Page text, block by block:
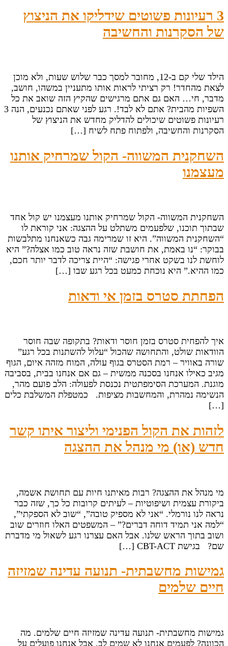
3 רעיונות פשוטים שידליקו את הניצוץ
של הסקרנות והחשיבה
הילד שלי קם ב-12, מחובר למסך כבר שלוש שעות, ולא מוכן
לצאת מהחדר! רק רציתי לראות אותו מתעניין במשהו, חושב,
מדבר, חי… האם גם אתם מרגישים שהקיץ הזה שואב את כל
השפיות מהבית? אתם לא לבד!. רגע לפני שאתם נכנעים, הנה 3
רעיונות פשוטים שיכולים להדליק מחדש את הניצוץ של
הסקרנות והחשיבה, ולפתוח פתח לשיח […]
השחקנית המשווה- הקול שמרחיק אותנו
מעצמנו
השחקנית המשווה- הקול שמרחיק אותנו מעצמנו יש קול אחד
שבתוך תוכנו, שלפעמים משתלט על ההצגה: אני קוראת לו
“השחקנית המשווה”. היא זו שמרימה גבה כשאנחנו מתלבשות
בבוקר: “נו באמת, את חושבת שזה נראה טוב כמו אצלה?” היא
לוחשת לנו בשקט אחרי פגישה: “היית צריכה לדבר יותר חכם,
כמו ההיא.” היא נוכחת כמעט בכל רגע שבו […]
הפחתת סטרס בזמן אי ודאות
איך להפחית סטרס בזמן חוסר ודאות? בתקופה שבה חוסר
הוודאות שולט, והתחושה שהכול “עלול להשתנות בכל רגע”
שורה באוויר – רמת הסטרס בגוף עולה, המוח מזהה איום, הגוף
מגיב כאילו אנחנו בסכנה ממשית – גם אם אנחנו בבית, בסביבה
מוגנת. המערכת הסימפתטית נכנסת לפעולה: הלב פועם מהר,
הנשימה נמהרת, והמחשבות מציפות. כמטפלת המשלבת כלים
[…]
לזהות את הקול הפנימי וליצור איתו קשר
חדש (או) מי מנהל את ההצגה
מי מנהל את ההצגה? רבות מאיתנו חיות עם תחושת אשמה,
ביקורת עצמית ושיפוטיות – לעיתים קרובות כל כך, שזה כבר
נראה לנו נורמלי. “אני לא מספיק טובה”, “שוב לא הספקתי”,
“למה אני תמיד דוחה דברים?” – המשפטים האלו חוזרים שוב
ושוב בתוך הראש שלנו. אבל האם עצרנו רגע לשאול מי מדברת
שם? בגישת CBT-ACT […]
גמישות מחשבתית- תנועה עדינה שמזיזה
חיים שלמים
גמישות מחשבתית- תנועה עדינה שמזיזה חיים שלמים. מה
הכוונה? לפעמים אנחנו לא שמים לב, אבל אנחנו פועלים על